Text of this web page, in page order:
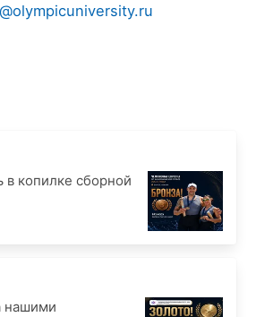
копилке сборной
нашими